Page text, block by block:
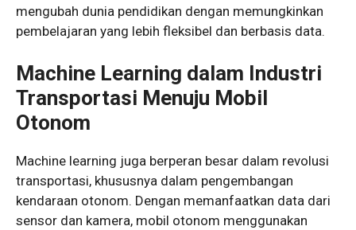
mengubah dunia pendidikan dengan memungkinkan
pembelajaran yang lebih fleksibel dan berbasis data.
Machine Learning dalam Industri
Transportasi Menuju Mobil
Otonom
Machine learning juga berperan besar dalam revolusi
transportasi, khususnya dalam pengembangan
kendaraan otonom. Dengan memanfaatkan data dari
sensor dan kamera, mobil otonom menggunakan